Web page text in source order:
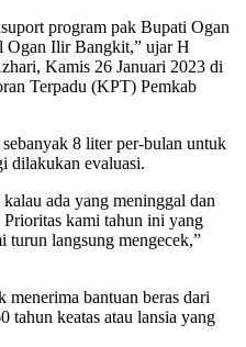
program pak Bupati Ogan
Ogan Ilir Bangkit,” ujar H
Kamis 26 Januari 2023 di
Terpadu (KPT) Pemkab
8 liter per-bulan untuk
dilakukan evaluasi.
ada yang meninggal dan
kami tahun ini yang
turun langsung mengecek,”
bantuan beras dari
tahun keatas atau lansia yang